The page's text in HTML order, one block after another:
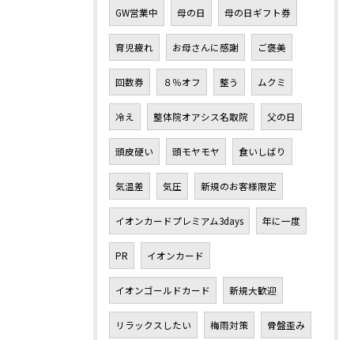
GW営業中 母の日 母の日ギフト券
育児疲れ お母さんに感謝 ご褒美
回数券 ８％オフ 整う ムクミ
冷え 整体院オアシス名取院 父の日
頭皮硬い 頭モヤモヤ 食いしばり
気温差 気圧 新規のお客様限定
イオンカードプレミアム3days 年に一度
PR イオンカード
イオンゴールドカード 新規大歓迎
リラックスしたい 梅雨対策 骨盤歪み